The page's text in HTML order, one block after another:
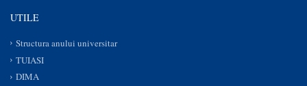
UTILE
Structura anului universitar
TUIASI
DIMA